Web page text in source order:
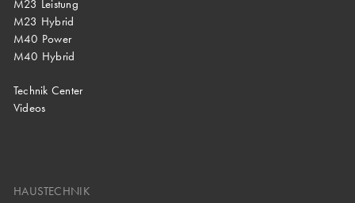
M23 Leistung
M23 Hybrid
M40 Power
M40 Hybrid
Technik Center
Videos
HAUSTECHNIK